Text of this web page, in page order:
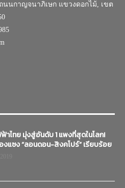
นนกาญจนาภิเษก แขวงดอกไม้, เขต
ฟ้าไทย มุ่งสู่อันดับ 1 แพงที่สุดในโลก!
องแซง “ลอนดอน-สิงคโปร์” เรียบร้อย